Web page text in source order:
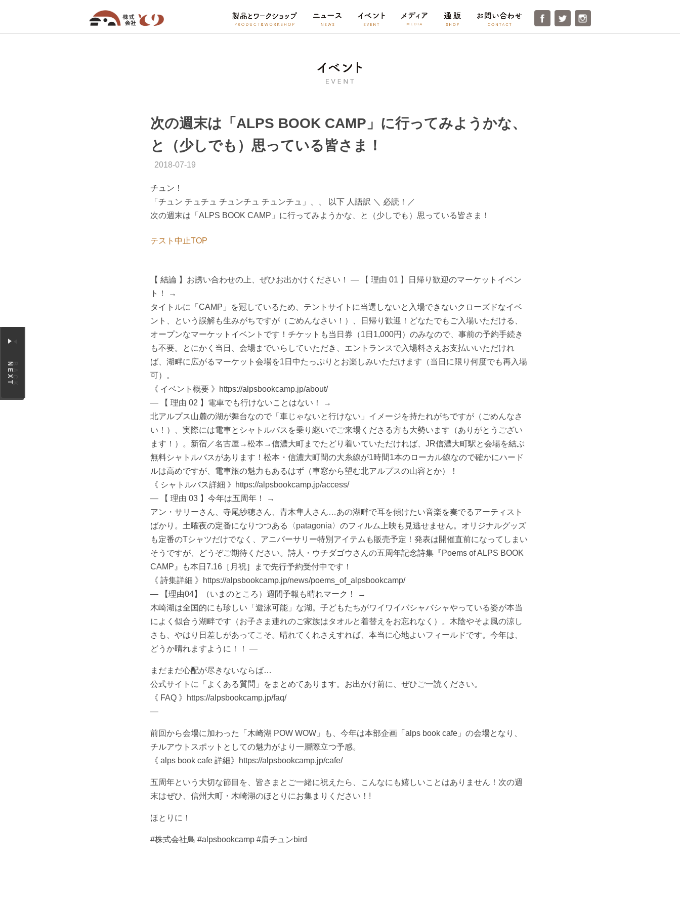
次の週末は「ALPS BOOK CAMP」に行ってみようかな、
と（少しでも）思っている皆さま！
2018-07-19
チュン！
「チュン チュチュ チュンチュ チュンチュ」、、 以下 人語訳 ＼ 必読！／
次の週末は「ALPS BOOK CAMP」に行ってみようかな、と（少しでも）思っている皆さま！
テスト中止TOP
【 結論 】お誘い合わせの上、ぜひお出かけください！ — 【 理由 01 】日帰り歓迎のマーケットイベン
ト！ →
タイトルに「CAMP」を冠しているため、テントサイトに当選しないと入場できないクローズドなイベ
ント、という誤解も生みがちですが（ごめんなさい！）、日帰り歓迎！どなたでもご入場いただける、
オープンなマーケットイベントです！チケットも当日券（1日1,000円）のみなので、事前の予約手続き
も不要。とにかく当日、会場までいらしていただき、エントランスで入場料さえお支払いいただけれ
ば、湖畔に広がるマーケット会場を1日中たっぷりとお楽しみいただけます（当日に限り何度でも再入場
可）。
《 イベント概要 》https://alpsbookcamp.jp/about/
— 【 理由 02 】電車でも行けないことはない！ →
北アルプス山麓の湖が舞台なので「車じゃないと行けない」イメージを持たれがちですが（ごめんなさ
い！）、実際には電車とシャトルバスを乗り継いでご来場くださる方も大勢います（ありがとうござい
ます！）。新宿／名古屋→松本→信濃大町までたどり着いていただければ、JR信濃大町駅と会場を結ぶ
無料シャトルバスがあります！松本・信濃大町間の大糸線が1時間1本のローカル線なので確かにハード
ルは高めですが、電車旅の魅力もあるはず（車窓から望む北アルプスの山容とか）！
《 シャトルバス詳細 》https://alpsbookcamp.jp/access/
— 【 理由 03 】今年は五周年！ →
アン・サリーさん、寺尾紗穂さん、青木隼人さん…あの湖畔で耳を傾けたい音楽を奏でるアーティスト
ばかり。土曜夜の定番になりつつある〈patagonia〉のフィルム上映も見逃せません。オリジナルグッズ
も定番のTシャツだけでなく、アニバーサリー特別アイテムも販売予定！発表は開催直前になってしまい
そうですが、どうぞご期待ください。詩人・ウチダゴウさんの五周年記念詩集『Poems of ALPS BOOK
CAMP』も本日7.16［月祝］まで先行予約受付中です！
《 詩集詳細 》https://alpsbookcamp.jp/news/poems_of_alpsbookcamp/
— 【理由04】（いまのところ）週間予報も晴れマーク！ →
木崎湖は全国的にも珍しい「遊泳可能」な湖。子どもたちがワイワイバシャバシャやっている姿が本当
によく似合う湖畔です（お子さま連れのご家族はタオルと着替えをお忘れなく）。木陰やそよ風の涼し
さも、やはり日差しがあってこそ。晴れてくれさえすれば、本当に心地よいフィールドです。今年は、
どうか晴れますように！！ —
まだまだ心配が尽きないならば…
公式サイトに「よくある質問」をまとめてあります。お出かけ前に、ぜひご一読ください。
《 FAQ 》https://alpsbookcamp.jp/faq/
—
前回から会場に加わった「木崎湖 POW WOW」も、今年は本部企画「alps book cafe」の会場となり、
チルアウトスポットとしての魅力がより一層際立つ予感。
《 alps book cafe 詳細》https://alpsbookcamp.jp/cafe/
五周年という大切な節目を、皆さまとご一緒に祝えたら、こんなにも嬉しいことはありません！次の週
末はぜひ、信州大町・木崎湖のほとりにお集まりください！!
ほとりに！
#株式会社鳥 #alpsbookcamp #肩チュンbird
BACK
NEXT